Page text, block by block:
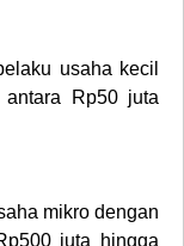
usaha kecil
Rp50 juta
mikro dengan
juta hingga